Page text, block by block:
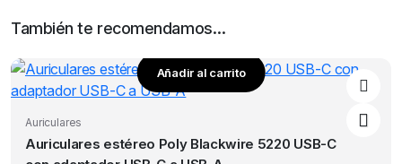
También te recomendamos…
Añadir al carrito
Auriculares
Auriculares estéreo Poly Blackwire 5220 USB-C